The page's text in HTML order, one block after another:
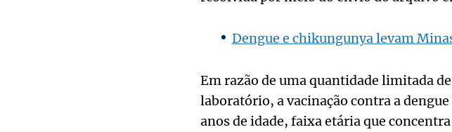
Dengue e chikungunya levam
Em razão de uma quantidade limitada
laboratório, a vacinação contra a
anos de idade, faixa etária que